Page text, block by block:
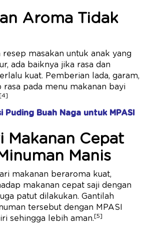
Aroma Tidak
masakan untuk anak yang
ada baiknya jika rasa dan
kuat. Pemberian lada, garam,
rasa pada menu makanan bayi
[4]
Puding Buah Naga untuk MPASI
Makanan Cepat
Manis
makanan beraroma kuat,
makanan cepat saji dengan
patut dilakukan. Gantilah
tersebut dengan MPASI
sehingga lebih aman.[5]